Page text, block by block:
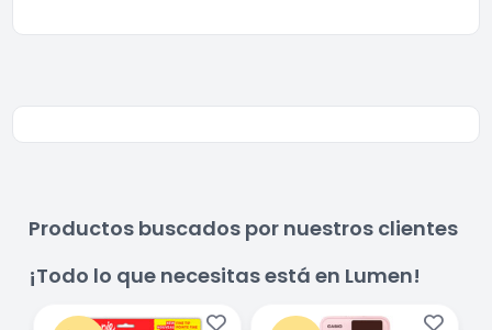
Productos buscados por nuestros clientes
¡Todo lo que necesitas está en Lumen!